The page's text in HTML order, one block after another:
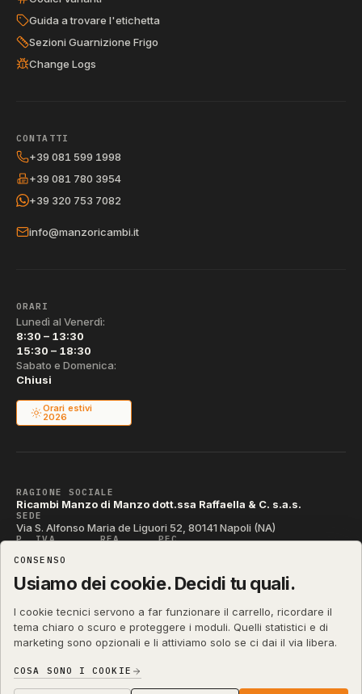
Guida a trovare l'etichetta
Sezioni Guarnizione Frigo
Change Logs
CONTATTI
+39 081 599 1998
+39 081 780 3954
+39 320 753 7082
info@manzoricambi.it
ORARI
Lunedì al Venerdì:
8:30 – 13:30
15:30 – 18:30
Sabato e Domenica:
Chiusi
Orari estivi
2026
RAGIONE SOCIALE
Ricambi Manzo di Manzo dott.ssa Raffaella & C. s.a.s.
SEDE
Via S. Alfonso Maria de Liguori 52, 80141 Napoli (NA)
P. IVA REA PEC
CODICE SDI
T04ZHR3
shop.manzoricambi.it©2001 – 2026
Privacy & Cookie·Termini
CONSENSO
Usiamo dei cookie. Decidi tu quali.
I cookie tecnici servono a far funzionare il carrello, ricordare il
tema chiaro o scuro e proteggere i moduli. Quelli statistici e di
marketing sono opzionali e li attiviamo solo se ci dai il via libera.
COSA SONO I COOKIE